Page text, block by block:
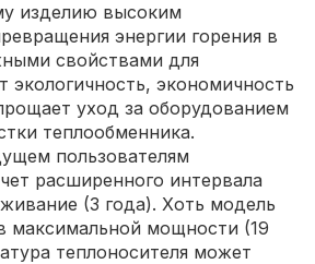
изделию высоким
энергии горения в
свойствами для
экологичность, экономичность
уход за оборудованием
теплообменника.
пользователям
расширенного интервала
(3 года). Хоть модель
максимальной мощности (19
теплоносителя может